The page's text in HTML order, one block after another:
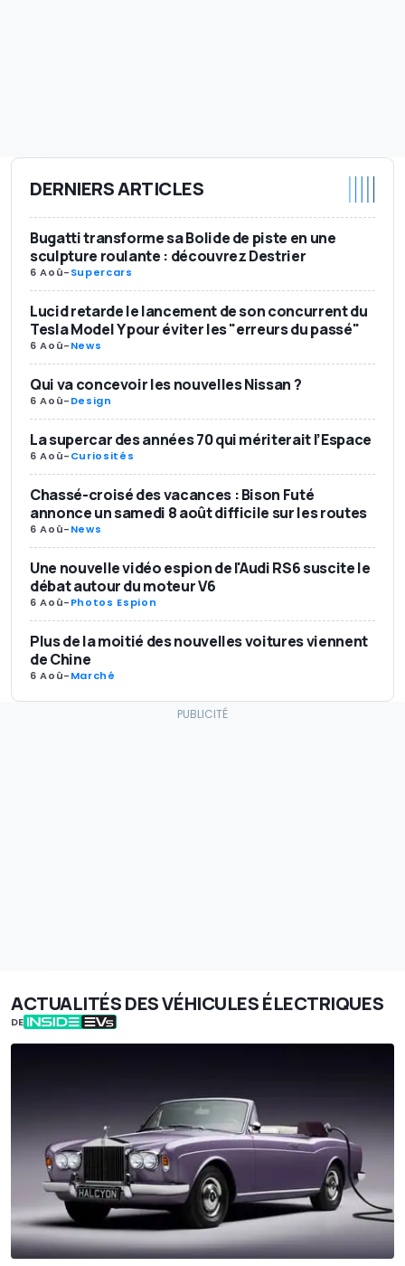
DERNIERS ARTICLES
Bugatti transforme sa Bolide de piste en une
sculpture roulante : découvrez Destrier
6 Aoû-Supercars
Lucid retarde le lancement de son concurrent du
Tesla Model Y pour éviter les "erreurs du passé"
6 Aoû-News
Qui va concevoir les nouvelles Nissan ?
6 Aoû-Design
La supercar des années 70 qui mériterait l’Espace
6 Aoû-Curiosités
Chassé-croisé des vacances : Bison Futé
annonce un samedi 8 août difficile sur les routes
6 Aoû-News
Une nouvelle vidéo espion de l'Audi RS6 suscite le
débat autour du moteur V6
6 Aoû-Photos Espion
Plus de la moitié des nouvelles voitures viennent
de Chine
6 Aoû-Marché
ACTUALITÉS DES VÉHICULES ÉLECTRIQUES
DE